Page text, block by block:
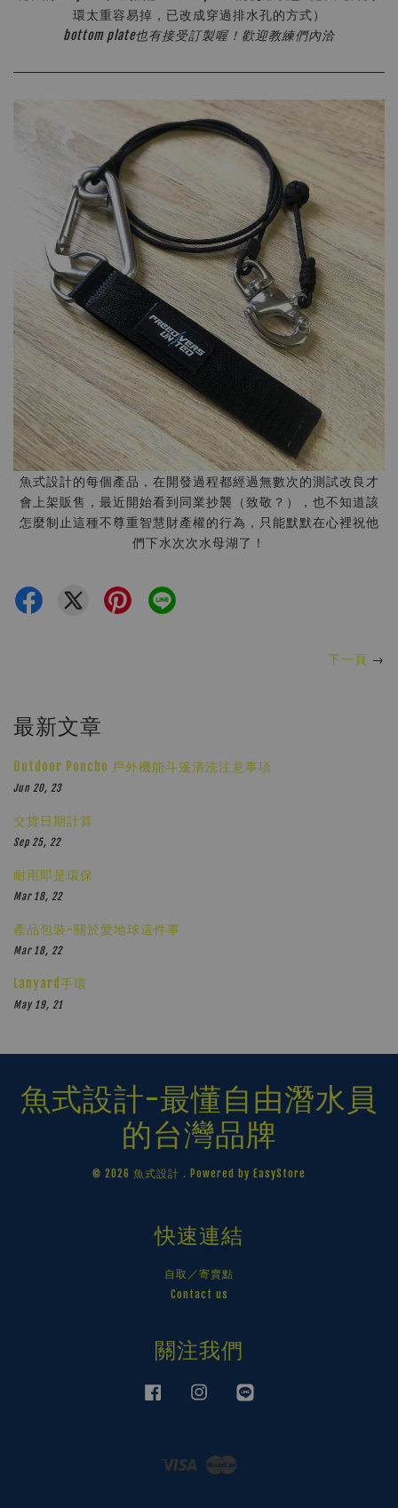
環太重容易掉，已改成穿過排水孔的方式）
bottom plate也有接受訂製喔！歡迎教練們內洽
魚式設計的每個產品，在開發過程都經過無數次的測試改良才
會上架販售，最近開始看到同業抄襲（致敬？），也不知道該
怎麼制止這種不尊重智慧財產權的行為，只能默默在心裡祝他
們下水次次水母湖了！
下一頁 →
最新文章
Outdoor Poncho 戶外機能斗篷清洗注意事項
Jun 20, 23
交貨日期計算
Sep 25, 22
耐用即是環保
Mar 18, 22
產品包裝-關於愛地球這件事
Mar 18, 22
Lanyard手環
May 19, 21
魚式設計-最懂自由潛水員
的台灣品牌
© 2026 魚式設計 . Powered by EasyStore
快速連結
自取／寄賣點
Contact us
關注我們
Facebook Instagram
Visa